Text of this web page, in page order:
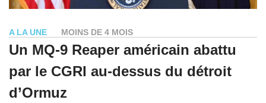
A LA UNE MOINS DE 4 MOIS
Un MQ-9 Reaper américain abattu
par le CGRI au-dessus du détroit
d’Ormuz